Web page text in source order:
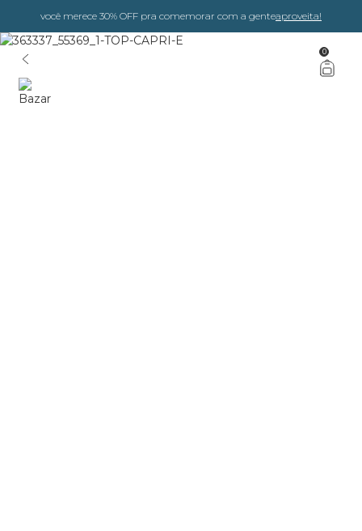
você merece 30% OFF pra comemorar com a genteaproveita!
0